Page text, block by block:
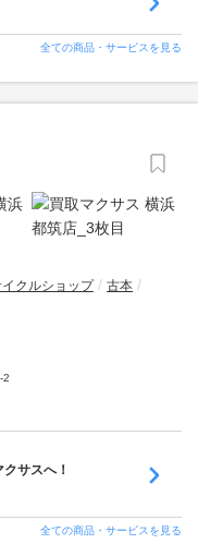
全ての商品・サービスを見る
イクルショップ
古本
2
サスへ！
全ての商品・サービスを見る